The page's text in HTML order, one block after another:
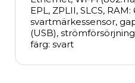
EPL, ZPLII, SLCS,
svartmärkessensor,
(USB),
färg: svart